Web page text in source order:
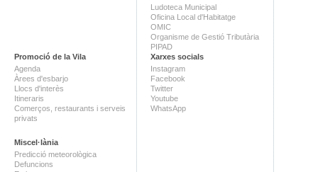
Ludoteca Municipal
Oficina Local d'Habitatge
OMIC
Organisme de Gestió Tributària
PIPAD
Promoció de la Vila
Agenda
Àrees d'esbarjo
Llocs d'interès
Itineraris
Comerços, restaurants i serveis
privats
Miscel·lània
Predicció meteorològica
Defuncions
Xarxes socials
Instagram
Facebook
Twitter
Youtube
WhatsApp